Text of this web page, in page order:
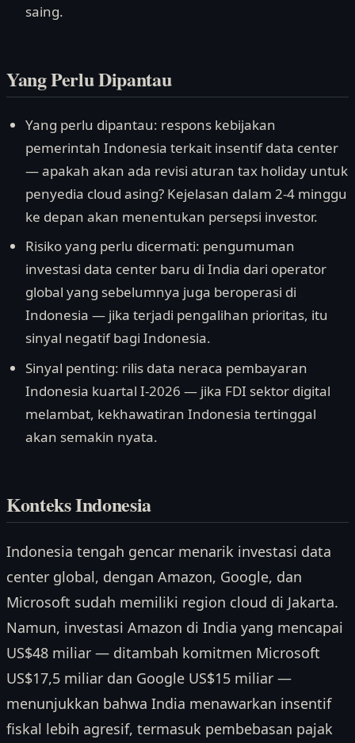
saing.
Yang Perlu Dipantau
Yang perlu dipantau: respons kebijakan
pemerintah Indonesia terkait insentif data center
— apakah akan ada revisi aturan tax holiday untuk
penyedia cloud asing? Kejelasan dalam 2-4 minggu
ke depan akan menentukan persepsi investor.
Risiko yang perlu dicermati: pengumuman
investasi data center baru di India dari operator
global yang sebelumnya juga beroperasi di
Indonesia — jika terjadi pengalihan prioritas, itu
sinyal negatif bagi Indonesia.
Sinyal penting: rilis data neraca pembayaran
Indonesia kuartal I-2026 — jika FDI sektor digital
melambat, kekhawatiran Indonesia tertinggal
akan semakin nyata.
Konteks Indonesia
Indonesia tengah gencar menarik investasi data
center global, dengan Amazon, Google, dan
Microsoft sudah memiliki region cloud di Jakarta.
Namun, investasi Amazon di India yang mencapai
US$48 miliar — ditambah komitmen Microsoft
US$17,5 miliar dan Google US$15 miliar —
menunjukkan bahwa India menawarkan insentif
fiskal lebih agresif, termasuk pembebasan pajak